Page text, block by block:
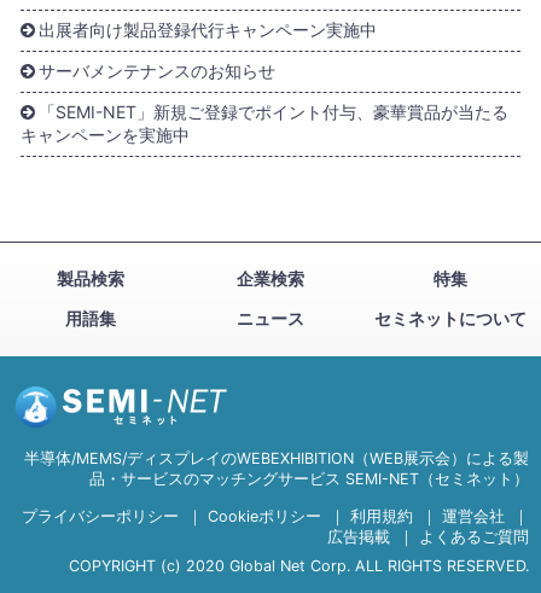
出展者向け製品登録代行キャンペーン実施中
サーバメンテナンスのお知らせ
「SEMI-NET」新規ご登録でポイント付与、豪華賞品が当たる
キャンペーンを実施中
製品検索 企業検索
特集
用語集
ニュース セミネットについて
半導体/MEMS/ディスプレイのWEBEXHIBITION（WEB展示会）による製
品・サービスのマッチングサービス SEMI-NET（セミネット）
プライバシーポリシー ｜ Cookieポリシー ｜ 利用規約 ｜ 運営会社
｜
広告掲載
｜
よくあるご質問
COPYRIGHT (c) 2020 Global Net Corp. ALL RIGHTS RESERVED.